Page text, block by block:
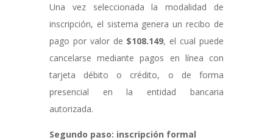
Una vez seleccionada la modalidad de
inscripción, el sistema genera un recibo de
pago por valor de $108.149, el cual puede
cancelarse mediante pagos en línea con
tarjeta débito o crédito, o de forma
presencial en la entidad bancaria
autorizada.
Segundo paso: inscripción formal